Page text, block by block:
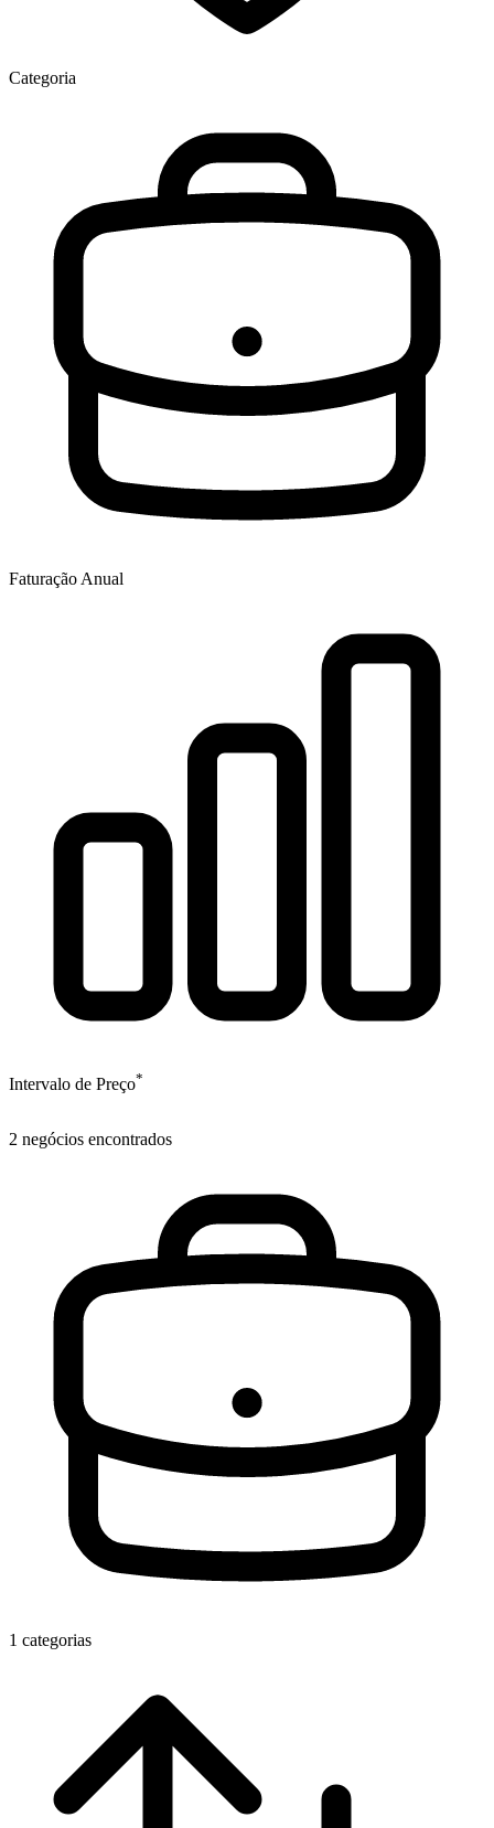
Categoria
Faturação Anual
Intervalo de Preço*
2 negócios encontrados
1 categorias